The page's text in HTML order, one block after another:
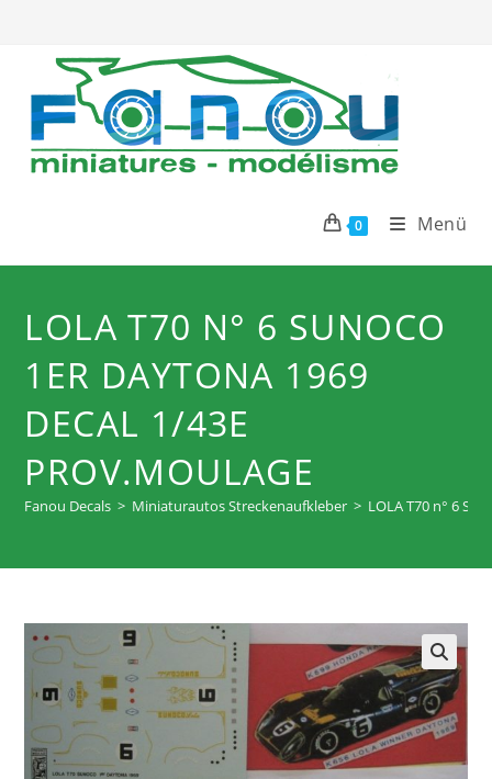
springen
0 Menü
LOLA T70 N° 6 SUNOCO
1ER DAYTONA 1969
DECAL 1/43E
PROV.MOULAGE
Fanou Decals > Miniaturautos Streckenaufkleber > LOLA T70 n° 6
🔍